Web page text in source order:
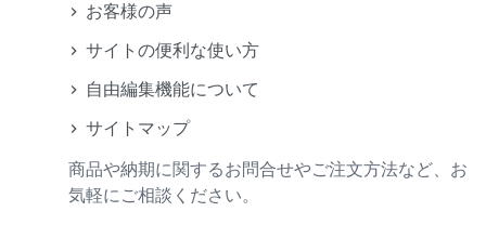
お客様の声
サイトの便利な使い方
自由編集機能について
サイトマップ
商品や納期に関するお問合せやご注文方法など、お
気軽にご相談ください。